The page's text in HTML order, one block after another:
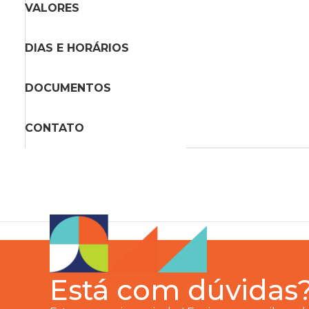
VALORES
DIAS E HORÁRIOS
DOCUMENTOS
CONTATO
Está com